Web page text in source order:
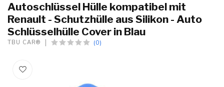
Autoschlüssel Hülle kompatibel mit
Renault - Schutzhülle aus Silikon - Auto
Schlüsselhülle Cover in Blau
TBU CAR® (0)